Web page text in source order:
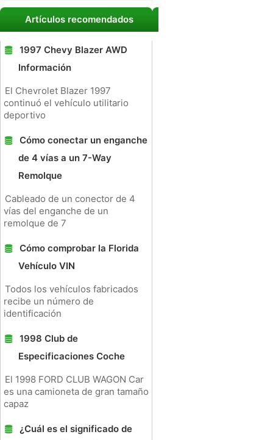
Artículos recomendados
1997 Chevy Blazer AWD
Información
El Chevrolet Blazer 1997
continuó el vehículo utilitario
deportivo
Cómo conectar un enganche
de 4 vías a un 7-Way
Remolque
Cableado de un conector de 4
vías del enganche de un
remolque de 7
Cómo comprobar la Florida
Vehículo VIN
Todos los vehículos fabricados
recibe un número de
identificación
1998 Club de
Especificaciones Coche
El 1998 FORD CLUB WAGON Car
es una camioneta de gran tamaño
capaz
¿Cuál es el significado de